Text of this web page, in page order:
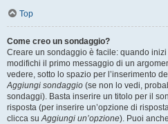
Top
Come creo un sondaggio?
Creare un sondaggio è facile: quando
modifichi il primo messaggio di un
vedere, sotto lo spazio per l’inserimento
Aggiungi sondaggio (se non lo vedi,
sondaggi). Basta inserire un titolo per il
risposta (per inserire un’opzione di
clicca suAggiungi un’opzione). Puoi